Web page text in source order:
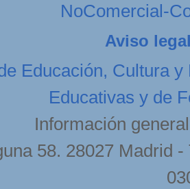
NoComercial-
Aviso
Educación, Cultura y
Educativas y de
Información
58. 28027 Madrid